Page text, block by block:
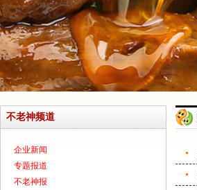
不老神频道
企业新闻
专题报道
不老神报